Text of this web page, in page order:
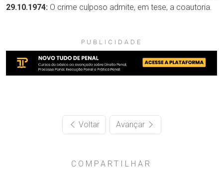
29.10.1974: O crime culposo admite, em tese, a coautoria.
PUBLICIDADE
Voltar Avançar
COMPARTILHAR